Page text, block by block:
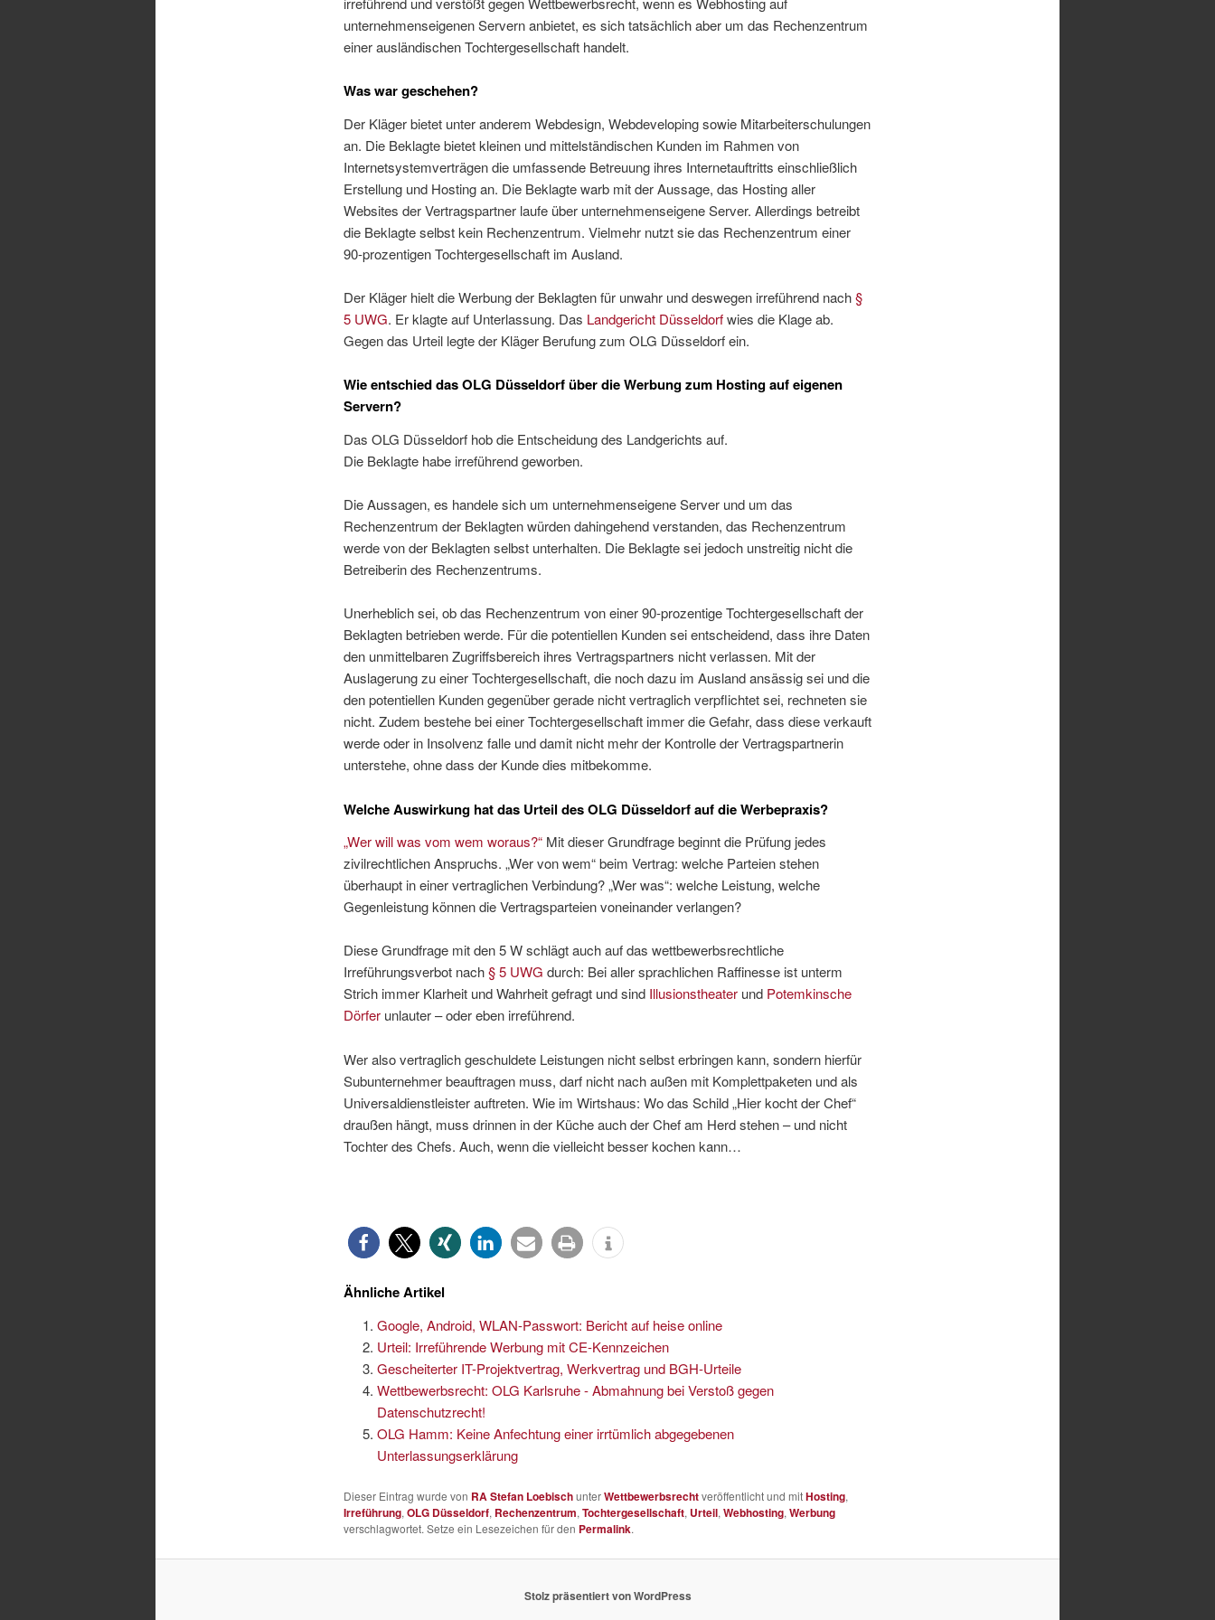
unternehmenseigenen Servern anbietet, es sich tatsächlich aber um das Rechenzentrum
einer ausländischen Tochtergesellschaft handelt.
Was war geschehen?
Der Kläger bietet unter anderem Webdesign, Webdeveloping sowie Mitarbeiterschulungen
an. Die Beklagte bietet kleinen und mittelständischen Kunden im Rahmen von
Internetsystemverträgen die umfassende Betreuung ihres Internetauftritts einschließlich
Erstellung und Hosting an. Die Beklagte warb mit der Aussage, das Hosting aller
Websites der Vertragspartner laufe über unternehmenseigene Server. Allerdings betreibt
die Beklagte selbst kein Rechenzentrum. Vielmehr nutzt sie das Rechenzentrum einer
90-prozentigen Tochtergesellschaft im Ausland.
Der Kläger hielt die Werbung der Beklagten für unwahr und deswegen irreführend nach§
5 UWG. Er klagte auf Unterlassung. Das Landgericht Düsseldorfwies die Klage ab.
Gegen das Urteil legte der Kläger Berufung zum OLG Düsseldorf ein.
Wie entschied das OLG Düsseldorf über die Werbung zum Hosting auf eigenen
Servern?
Das OLG Düsseldorf hob die Entscheidung des Landgerichts auf.
Die Beklagte habe irreführend geworben.
Die Aussagen, es handele sich um unternehmenseigene Server und um das
Rechenzentrum der Beklagten würden dahingehend verstanden, das Rechenzentrum
werde von der Beklagten selbst unterhalten. Die Beklagte sei jedoch unstreitig nicht die
Betreiberin des Rechenzentrums.
Unerheblich sei, ob das Rechenzentrum von einer 90-prozentige Tochtergesellschaft der
Beklagten betrieben werde. Für die potentiellen Kunden sei entscheidend, dass ihre Daten
den unmittelbaren Zugriffsbereich ihres Vertragspartners nicht verlassen. Mit der
Auslagerung zu einer Tochtergesellschaft, die noch dazu im Ausland ansässig sei und die
den potentiellen Kunden gegenüber gerade nicht vertraglich verpflichtet sei, rechneten sie
nicht. Zudem bestehe bei einer Tochtergesellschaft immer die Gefahr, dass diese verkauft
werde oder in Insolvenz falle und damit nicht mehr der Kontrolle der Vertragspartnerin
unterstehe, ohne dass der Kunde dies mitbekomme.
Welche Auswirkung hat das Urteil des OLG Düsseldorf auf die Werbepraxis?
„Wer will was vom wem woraus?“Mit dieser Grundfrage beginnt die Prüfung jedes
zivilrechtlichen Anspruchs. „Wer von wem“ beim Vertrag: welche Parteien stehen
überhaupt in einer vertraglichen Verbindung? „Wer was“: welche Leistung, welche
Gegenleistung können die Vertragsparteien voneinander verlangen?
Diese Grundfrage mit den 5 W schlägt auch auf das wettbewerbsrechtliche
Irreführungsverbot nach§ 5 UWG durch: Bei aller sprachlichen Raffinesse ist unterm
Strich immer Klarheit und Wahrheit gefragt und sind Illusionstheaterund Potemkinsche
Dörferunlauter – oder eben irreführend.
Wer also vertraglich geschuldete Leistungen nicht selbst erbringen kann, sondern hierfür
Subunternehmer beauftragen muss, darf nicht nach außen mit Komplettpaketen und als
Universaldienstleister auftreten. Wie im Wirtshaus: Wo das Schild „Hier kocht der Chef“
draußen hängt, muss drinnen in der Küche auch der Chef am Herd stehen – und nicht
Tochter des Chefs. Auch, wenn die vielleicht besser kochen kann…
Ähnliche Artikel
Google, Android, WLAN-Passwort: Bericht auf heise online
Urteil: Irreführende Werbung mit CE-Kennzeichen
Gescheiterter IT-Projektvertrag, Werkvertrag und BGH-Urteile
Wettbewerbsrecht: OLG Karlsruhe - Abmahnung bei Verstoß gegen
Datenschutzrecht!
OLG Hamm: Keine Anfechtung einer irrtümlich abgegebenen
Unterlassungserklärung
Dieser Eintrag wurde von RA Stefan LoebischunterWettbewerbsrechtveröffentlicht und mitHosting,
Irreführung, OLG Düsseldorf, Rechenzentrum, Tochtergesellschaft, Urteil, Webhosting, Werbung
verschlagwortet. Setze ein Lesezeichen für den Permalink.
Stolz präsentiert von WordPress